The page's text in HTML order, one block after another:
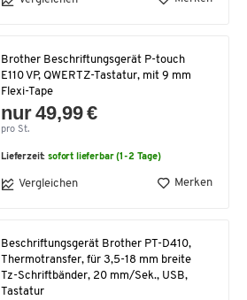
Brother Beschriftungsgerät P-touch
E110 VP, QWERTZ-Tastatur, mit 9 mm
Flexi-Tape
nur 49,99 €
pro St.
Lieferzeit:sofort lieferbar (1-2 Tage)
Vergleichen Merken
Beschriftungsgerät Brother PT-D410,
Thermotransfer, für 3,5-18 mm breite
Tz-Schriftbänder, 20 mm/Sek., USB,
Tastatur